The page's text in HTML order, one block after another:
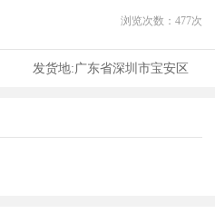
浏览次数： 477次
发货地:广东省深圳市宝安区